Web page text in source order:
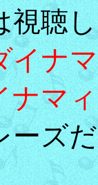
視聴
イナ
ナマ
ーズ